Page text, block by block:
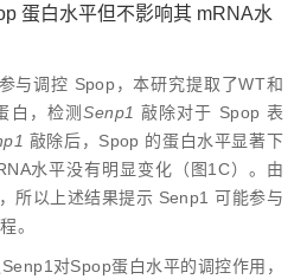
蛋白水平但不影响其 mRNA水
与调控 Spop，本研究提取了WT和
白，检测Senp1 敲除对于 Spop 表
敲除后，Spop 的蛋白水平显著下
水平没有明显变化（图1C）。由
所以上述结果提示 Senp1 可能参与
。
对Spop蛋白水平的调控作用，